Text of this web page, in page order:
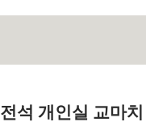
석 개인실 교마